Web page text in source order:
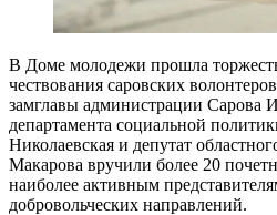
В Доме молодежи прошла
чествования саровских
замглавы администрации Сарова
департамента социальной
Николаевская и депутат
Макарова вручили более 20
наиболее активным
добровольческих направлений.